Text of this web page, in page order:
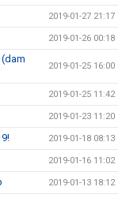
2019-01-27 21:17
2019-01-26 00:18
2019-01-25 16:00
2019-01-25 11:42
2019-01-23 11:20
2019-01-18 08:13
2019-01-16 11:02
2019-01-13 18:12